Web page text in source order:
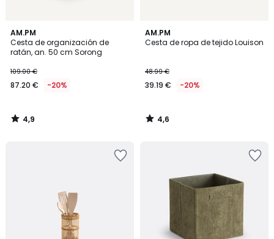
AM.PM
Cesta de organización de
ratán, an. 50 cm Sorong
109.00 €
87.20 € -20%
4,9
/ 5
4,9
/
AM.PM
Cesta de ropa de tejido Louison
48.99 €
39.19 € -20%
4,6
/ 5
4,6
/